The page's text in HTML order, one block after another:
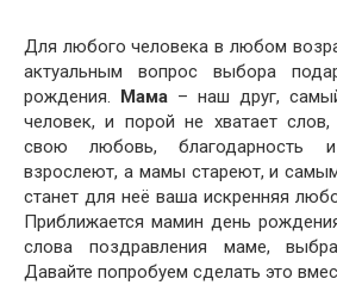
Для любого человека в любом
актуальным вопрос выбора
рождения. Мама – наш друг,
человек, и порой не хватает
свою любовь, благодарность
взрослеют, а мамы стареют, и
станет для неё ваша искренняя
Приближается мамин день
слова поздравления маме,
Давайте попробуем сделать это